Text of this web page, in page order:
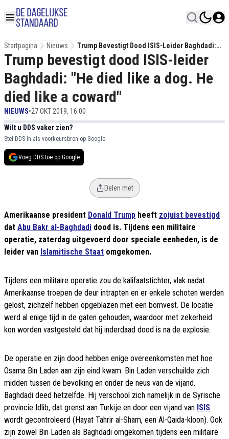
Startpagina Nieuws
Trump Bevestigt Dood ISIS-Leider Baghdadi:
"He Died Like A Dog. He Died Like A Coward"
Trump bevestigt dood ISIS-leider
Baghdadi: "He died like a dog. He
died like a coward"
NIEUWS•27 OKT 2019, 16:00
Wilt u DDS vaker zien?
Stel DDS in als voorkeursbron op Google.
Voeg DDS toe op Google
Delen met
Amerikaanse president Donald Trump heeft zojuist bevestigd
dat Abu Bakr al-Baghdadi dood is. Tijdens een militaire
operatie, zaterdag uitgevoerd door speciale eenheden, is de
leider van Islamitische Staat omgekomen.
Tijdens een militaire operatie zou de kalifaatstichter, vlak nadat
Amerikaanse troepen de deur intrapten en er enkele schoten werden
gelost, zichzelf hebben opgeblazen met een bomvest. De locatie
werd al enige tijd in de gaten gehouden, waardoor met zekerheid
kon worden vastgesteld dat hij inderdaad dood is na de explosie.
De operatie en zijn dood hebben enige overeenkomsten met hoe
Osama Bin Laden aan zijn eind kwam. Bin Laden verschuilde zich
midden tussen de bevolking en onder de neus van de vijand.
Baghdadi deed hetzelfde. Hij verschool zich namelijk in de Syrische
provincie Idlib, dat grenst aan Turkije en door een vijand van ISIS
wordt gecontroleerd (Hayat Tahrir al-Sham, een Al-Qaida-kloon). Ook
zijn zowel Bin Laden als Baghdadi omgekomen tijdens een militaire